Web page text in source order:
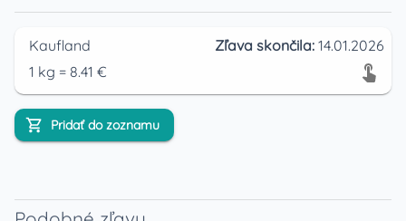
Kaufland Zľava skončila: 14.01.2026
1 kg = 8.41 €
Pridať do zoznamu